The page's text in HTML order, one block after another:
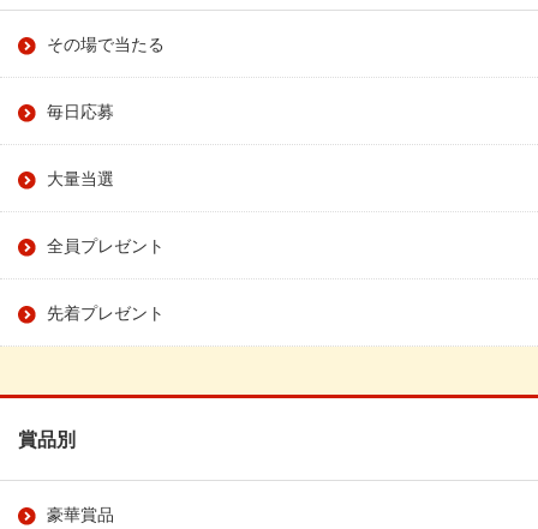
その場で当たる
毎日応募
大量当選
全員プレゼント
先着プレゼント
賞品別
豪華賞品